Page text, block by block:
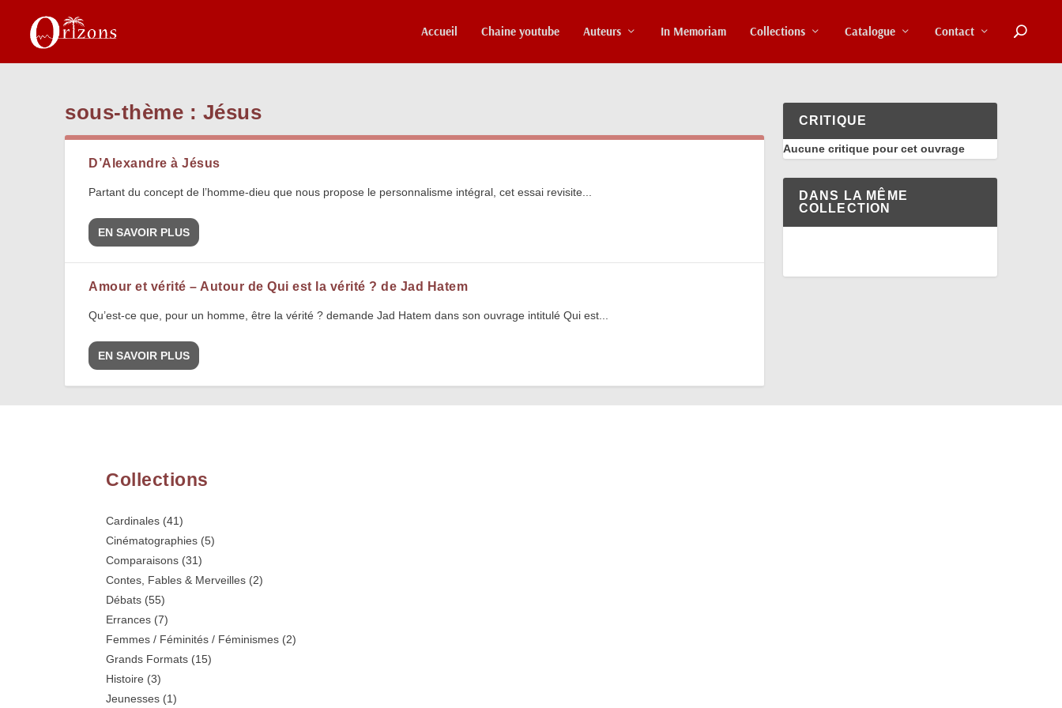
Accueil Chaine youtube Auteurs In Memoriam Collections Catalogue Contact
sous-thème : Jésus
D’Alexandre à Jésus
Partant du concept de l’homme-dieu que nous propose le personnalisme intégral, cet essai revisite...
EN SAVOIR PLUS
Amour et vérité – Autour de Qui est la vérité ? de Jad Hatem
Qu’est-ce que, pour un homme, être la vérité ? demande Jad Hatem dans son ouvrage intitulé Qui est...
EN SAVOIR PLUS
CRITIQUE
Aucune critique pour cet ouvrage
DANS LA MÊME
COLLECTION
Collections
Cardinales (41)
Cinématographies (5)
Comparaisons (31)
Contes, Fables & Merveilles (2)
Débats (55)
Errances (7)
Femmes / Féminités / Féminismes (2)
Grands Formats (15)
Histoire (3)
Jeunesses (1)